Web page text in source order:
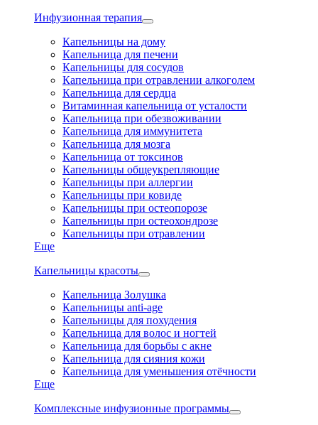
Инфузионная терапия
Капельницы на дому
Капельница для печени
Капельницы для сосудов
Капельница при отравлении алкоголем
Капельница для сердца
Витаминная капельница от усталости
Капельница при обезвоживании
Капельница для иммунитета
Капельница для мозга
Капельница от токсинов
Капельницы общеукрепляющие
Капельницы при аллергии
Капельницы при ковиде
Капельницы при остеопорозе
Капельницы при остеохондрозе
Капельницы при отравлении
Еще
Капельницы красоты
Капельница Золушка
Капельницы anti-age
Капельницы для похудения
Капельница для волос и ногтей
Капельница для борьбы с акне
Капельница для сияния кожи
Капельница для уменьшения отёчности
Еще
Комплексные инфузионные программы